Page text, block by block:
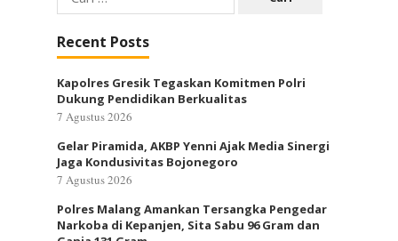
untuk:
Recent Posts
Kapolres Gresik Tegaskan Komitmen Polri
Dukung Pendidikan Berkualitas
7 Agustus 2026
Gelar Piramida, AKBP Yenni Ajak Media Sinergi
Jaga Kondusivitas Bojonegoro
7 Agustus 2026
Polres Malang Amankan Tersangka Pengedar
Narkoba di Kepanjen, Sita Sabu 96 Gram dan